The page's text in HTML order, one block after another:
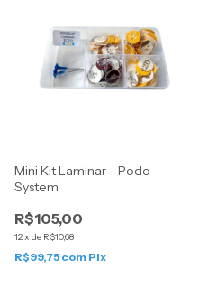
Mini Kit Laminar - Podo
System
R$105,00
12x de R$10,68
R$99,75 com Pix